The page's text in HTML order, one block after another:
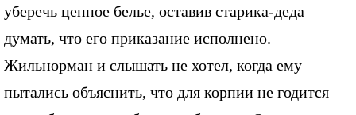
уберечь ценное белье, оставив старика-деда
думать, что его приказание исполнено.
Жильнорман и слышать не хотел, когда ему
пытались объяснить, что для корпии не годится